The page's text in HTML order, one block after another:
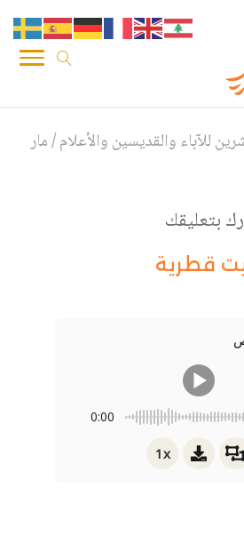
للآباء والقديسين والأعلام/مار
بتعليقك
قطرية
0:00
1x